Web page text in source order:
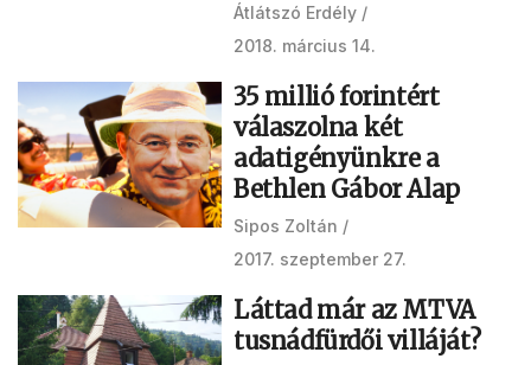
Átlátszó Erdély
2018. március 14.
35 millió forintért
válaszolna két
adatigényünkre a
Bethlen Gábor Alap
Sipos Zoltán
2017. szeptember 27.
Láttad már az MTVA
tusnádfürdői villáját?